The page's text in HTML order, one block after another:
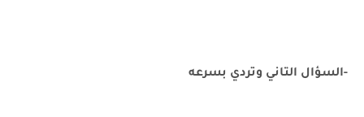
-السؤال التاني وتردي بسرعه